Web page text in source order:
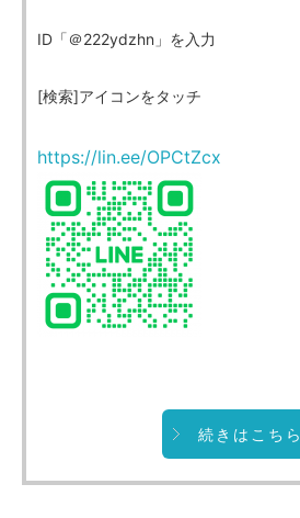
ID「＠222ydzhn」を入力
[検索]アイコンをタッチ
https://lin.ee/OPCtZcx
続きはこちら